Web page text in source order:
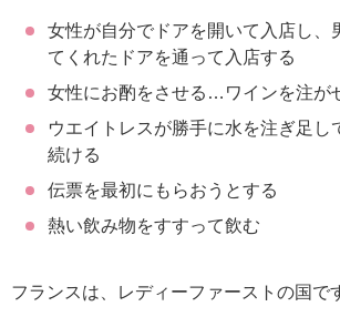
女性が自分でドアを開いて入店し、
てくれたドアを通って入店する
女性にお酌をさせる…ワインを注が
ウエイトレスが勝手に水を注ぎ足し
続ける
伝票を最初にもらおうとする
熱い飲み物をすすって飲む
フランスは、レディーファーストの国で